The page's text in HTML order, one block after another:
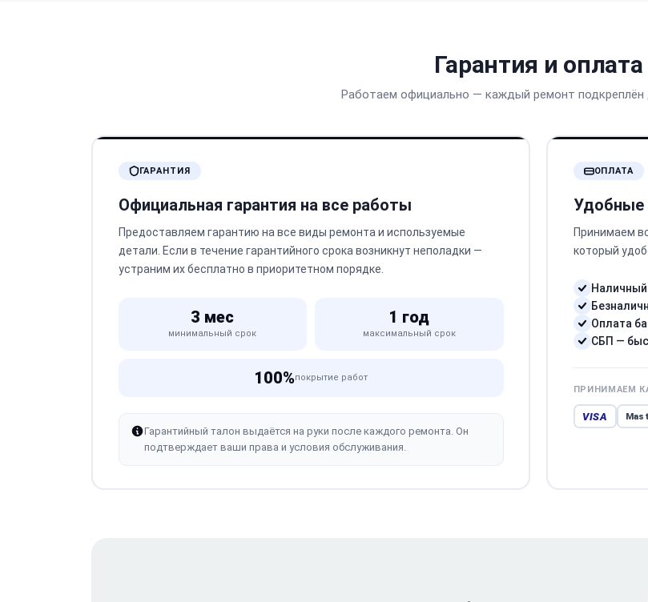
Гарантия и оплата
Работаем официально — каждый ремонт подкреплён
ГАРАНТИЯ
Официальная гарантия на все работы
Предоставляем гарантию на все виды ремонта и используемые
детали. Если в течение гарантийного срока возникнут неполадки —
устраним их бесплатно в приоритетном порядке.
3 мес
минимальный срок
1 год
максимальный срок
100%покрытие работ
Гарантийный талон выдаётся на руки после каждого ремонта. Он
подтверждает ваши права и условия обслуживания.
ОПЛАТА
Удобные
Принимаем
который
Наличный
Оплата
СБП —
ПРИНИМАЕМ
VISA